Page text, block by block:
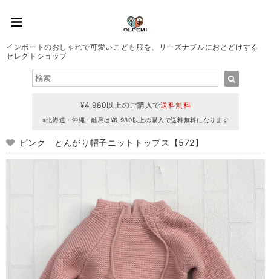
インポートのおしゃれで可愛いこども服を、リーズナブルにおとどけする
セレクトショップ
¥4,980以上のご購入で送料無料
※北海道・沖縄・離島は¥6,980以上の購入で送料無料になります
ピンク とんがり帽子ニットトップス【572】